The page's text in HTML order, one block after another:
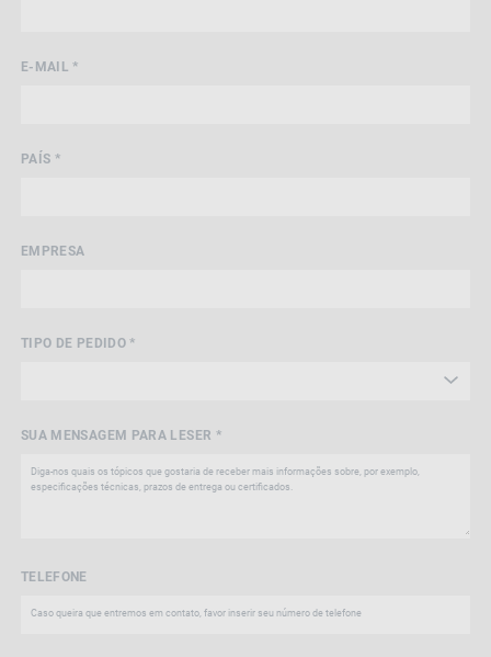
E-MAIL *
PAÍS *
EMPRESA
TIPO DE PEDIDO *
SUA MENSAGEM PARA LESER *
TELEFONE